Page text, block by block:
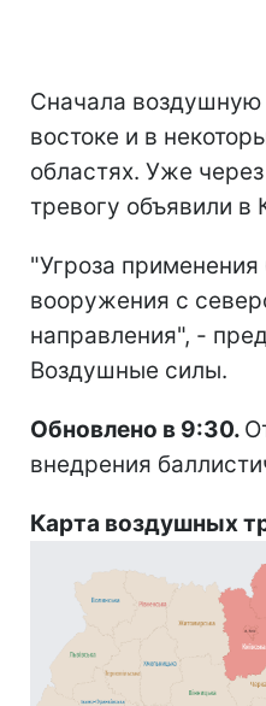
Сначала воздушную
востоке и в
областях. Уже
тревогу объявили в
"Угроза применения
вооружения с
направления", -
Воздушные силы.
Обновлено в 9:30.
внедрения
Карта воздушных